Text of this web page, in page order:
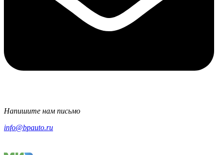
Напишите нам письмо
info@bpauto.ru